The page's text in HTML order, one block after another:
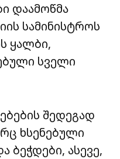
დაამოწმა
სამინისტროს
ყალბი,
სველი
შედეგად
ხსენებული
ბეჭდები, ასევე,